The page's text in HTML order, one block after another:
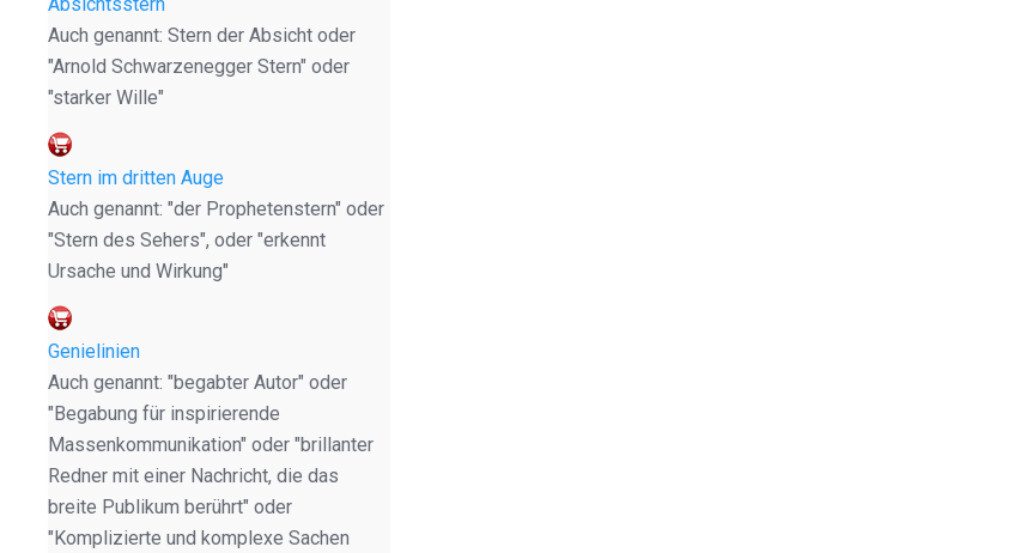
Auch genannt: Stern der Absicht oder
"Arnold Schwarzenegger Stern" oder
"starker Wille"
Stern im dritten Auge
Auch genannt: "der Prophetenstern" oder
"Stern des Sehers", oder "erkennt
Ursache und Wirkung"
Genielinien
Auch genannt: "begabter Autor" oder
"Begabung für inspirierende
Massenkommunikation" oder "brillanter
Redner mit einer Nachricht, die das
breite Publikum berührt" oder
"Komplizierte und komplexe Sachen